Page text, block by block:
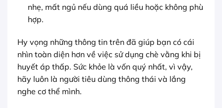
nhẹ, mất ngủ nếu dùng quá liều hoặc không phù
hợp.
Hy vọng những thông tin trên đã giúp bạn có cái
nhìn toàn diện hơn về việc sử dụng chè vằng khi bị
huyết áp thấp. Sức khỏe là vốn quý nhất, vì vậy,
hãy luôn là người tiêu dùng thông thái và lắng
nghe cơ thể mình.